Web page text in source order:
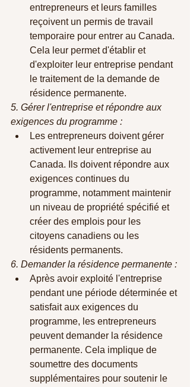
entrepreneurs et leurs familles
reçoivent un permis de travail
temporaire pour entrer au Canada.
Cela leur permet d'établir et
d'exploiter leur entreprise pendant
le traitement de la demande de
résidence permanente.
5. Gérer l'entreprise et répondre aux
exigences du programme :
Les entrepreneurs doivent gérer
activement leur entreprise au
Canada. Ils doivent répondre aux
exigences continues du
programme, notamment maintenir
un niveau de propriété spécifié et
créer des emplois pour les
citoyens canadiens ou les
résidents permanents.
6. Demander la résidence permanente :
Après avoir exploité l'entreprise
pendant une période déterminée et
satisfait aux exigences du
programme, les entrepreneurs
peuvent demander la résidence
permanente. Cela implique de
soumettre des documents
supplémentaires pour soutenir le